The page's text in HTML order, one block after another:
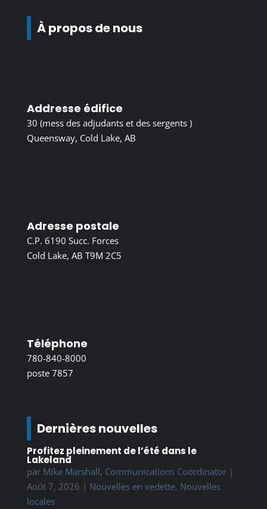
À propos de nous
Addresse édifice
30 (mess des adjudants et des sergents )
Queensway, Cold Lake, AB
Adresse postale
C.P. 6190 Succ. Forces
Cold Lake, AB T9M 2C5
Téléphone
780-840-8000
poste 7857
Dernières nouvelles
Profitez pleinement de l’été dans le
Lakeland
par Mike Marshall, Communications Coordinator|
Août 7, 2026 | Nouvelles en vedette, Nouvelles
locales